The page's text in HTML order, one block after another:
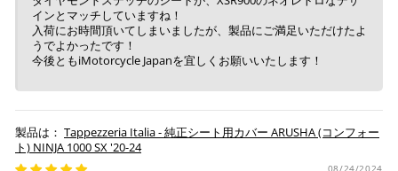
インとマッチしていますね！
入荷にお時間頂いてしまいましたが、製品にご満足いただけたよ
うでよかったです！
今後ともiMotorcycle Japanを宜しくお願いいたします！
Tappezzeria Italia - 純正シート用カバー ARUSHA (コンフォー
ト) NINJA 1000 SX '20-24
08/24/2024